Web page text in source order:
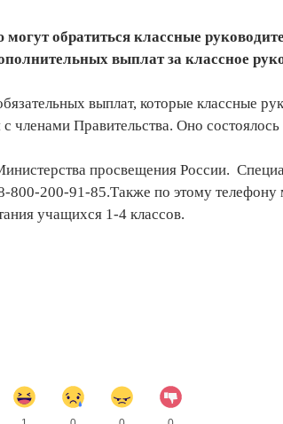
обратиться классные
выплат за классное
выплат, которые классные
членами Правительства. Оно
просвещения России.
800-200-91-85.Также по этому
учащихся 1-4 классов.